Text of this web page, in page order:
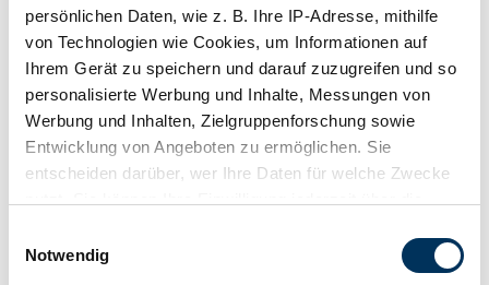
persönlichen Daten, wie z. B. Ihre IP-Adresse, mithilfe
von Technologien wie Cookies, um Informationen auf
Ihrem Gerät zu speichern und darauf zuzugreifen und so
personalisierte Werbung und Inhalte, Messungen von
Werbung und Inhalten, Zielgruppenforschung sowie
Entwicklung von Angeboten zu ermöglichen. Sie
entscheiden darüber, wer Ihre Daten für welche Zwecke
Trigger Symbol ändern oder widerrufen
Notwendig
1/50
Maserati Merak SS "When authenticity wins" We have rarely seen